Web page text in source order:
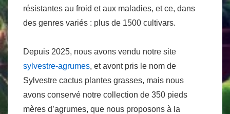
résistantes au froid et aux maladies, et ce, dans
des genres variés : plus de 1500 cultivars.
Depuis 2025, nous avons vendu notre site
sylvestre-agrumes, et avont pris le nom de
Sylvestre cactus plantes grasses, mais nous
avons conservé notre collection de 350 pieds
mères d’agrumes, que nous proposons à la